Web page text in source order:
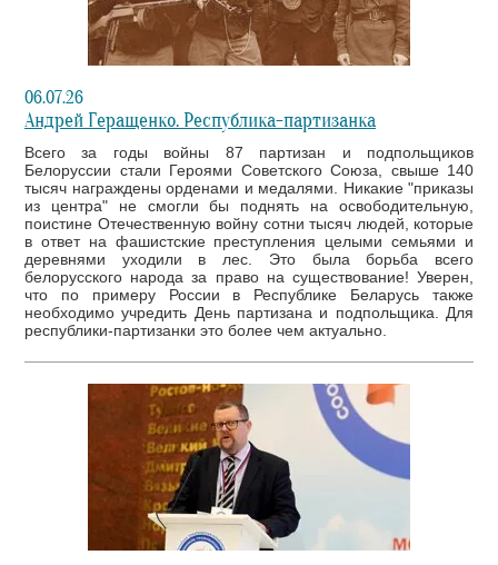
06.07.26
Андрей Геращенко. Республика-партизанка
Всего за годы войны 87 партизан и подпольщиков
Белоруссии стали Героями Советского Союза, свыше 140
тысяч награждены орденами и медалями. Никакие "приказы
из центра" не смогли бы поднять на освободительную,
поистине Отечественную войну сотни тысяч людей, которые
в ответ на фашистские преступления целыми семьями и
деревнями уходили в лес. Это была борьба всего
белорусского народа за право на существование! Уверен,
что по примеру России в Республике Беларусь также
необходимо учредить День партизана и подпольщика. Для
республики-партизанки это более чем актуально.